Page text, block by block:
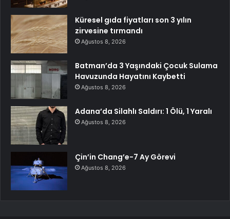
Küresel gıda fiyatları son 3 yılın
zirvesine tırmandı
Ağustos 8, 2026
Batman’da 3 Yaşındaki Çocuk Sulama
Havuzunda Hayatını Kaybetti
Ağustos 8, 2026
Adana’da Silahlı Saldırı: 1 Ölü, 1 Yaralı
Ağustos 8, 2026
Çin’in Chang’e-7 Ay Görevi
Ağustos 8, 2026